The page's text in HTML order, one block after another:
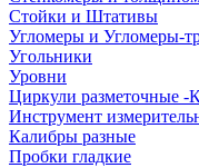
Стойки и Штативы
Угломеры и Угломеры-
Угольники
Уровни
Циркули разметочные -
Инструмент
Калибры разные
Пробки гладкие